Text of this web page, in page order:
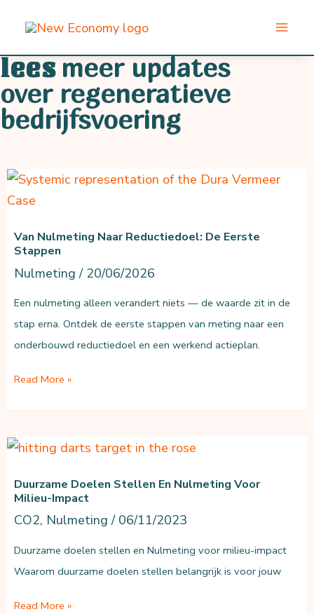
de
inhoud
leesmeer updates
over regeneratieve
bedrijfsvoering
Van Nulmeting Naar Reductiedoel: De Eerste
Stappen
Nulmeting / 20/06/2026
Een nulmeting alleen verandert niets — de waarde zit in de
stap erna. Ontdek de eerste stappen van meting naar een
onderbouwd reductiedoel en een werkend actieplan.
Van
reductiedoel:
eerste
stappen
Read More »
Duurzame Doelen Stellen En Nulmeting Voor
Milieu-Impact
CO2, Nulmeting / 06/11/2023
Duurzame doelen stellen en Nulmeting voor milieu-impact
Waarom duurzame doelen stellen belangrijk is voor jouw
Duurzame
Read More »